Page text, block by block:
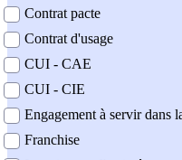
Contrat pacte
Contrat d'usage
CUI - CAE
CUI - CIE
Engagement à servir dans
Franchise